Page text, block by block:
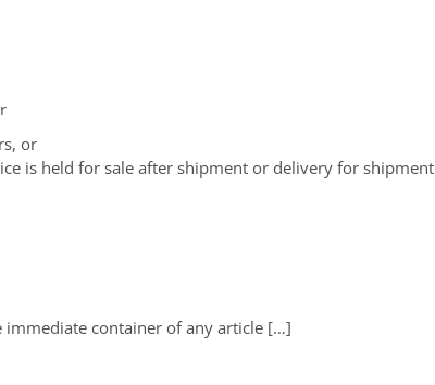
or
is held for sale after shipment or delivery for shipment
container of any article […]